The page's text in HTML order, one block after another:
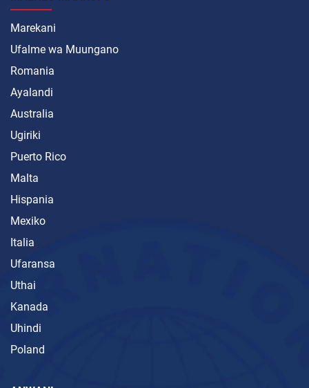
Marekani
Ufalme wa Muungano
Romania
Ayalandi
Australia
Ugiriki
Puerto Rico
Malta
Hispania
Mexiko
Italia
Ufaransa
Uthai
Kanada
Uhindi
Poland